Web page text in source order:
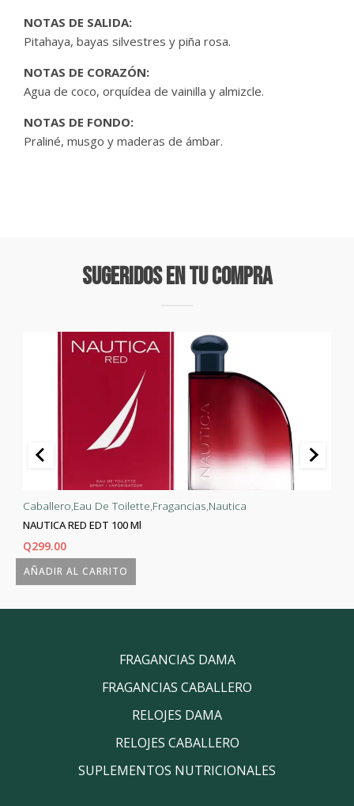
NOTAS DE SALIDA:
Pitahaya, bayas silvestres y piña rosa.
NOTAS DE CORAZÓN:
Agua de coco, orquídea de vainilla y almizcle.
NOTAS DE FONDO:
Praliné, musgo y maderas de ámbar.
Sugeridos En Tu Compra
AÑADIR AL CARRITO
Caballero Eau De Toilette Fragancias Nautica
NAUTICA RED EDT 100 Ml
Q299.00
FRAGANCIAS DAMA
FRAGANCIAS CABALLERO
RELOJES DAMA
RELOJES CABALLERO
SUPLEMENTOS NUTRICIONALES